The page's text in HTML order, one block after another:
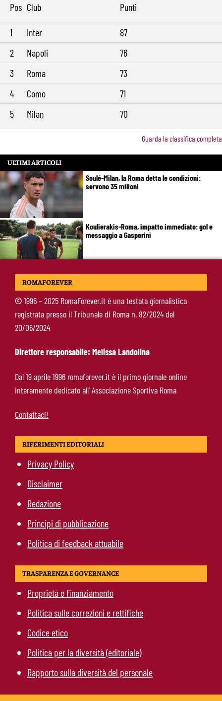
9:29
Roma, il mercato ora è nelle sue mani: dopo Molina manca soltanto
l’ala
Pos Club Punti
1 Inter
87
2
Napoli
76
3
Roma
73
4
Como
71
5
Milan 70
Guarda la classifica completa
ULTIMI ARTICOLI
Soulé-Milan, la Roma detta le condizioni:
servono 35 milioni
Koulierakis-Roma, impatto immediato: gol e
messaggio a Gasperini
Ndicka-Roma, futuro più chiaro: il messaggio
Calciomercato Roma, Kumbulla verso il Rayo
Vallecano: via libera alle visite
ROMAFOREVER
©1996 – 2025 RomaForever.it è una testata giornalistica
registrata presso il Tribunale di Roma n. 82/2024 del
20/06/2024
Direttore responsabile: Melissa Landolina
Dal 19 aprile 1996 romaforever.it è il primo giornale online
interamente dedicato all’ Associazione Sportiva Roma
Contattaci!
RIFERIMENTI EDITORIALI
Privacy Policy
Disclaimer
Redazione
Principi di pubblicazione
Politica di feedback attuabile
TRASPARENZA E GOVERNANCE
Proprietà e finanziamento
Politica sulle correzioni e rettifiche
Codice etico
Politica per la diversità (editoriale)
Rapporto sulla diversità del personale